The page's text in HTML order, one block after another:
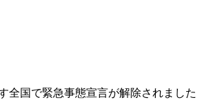
全国で緊急事態宣言が解除されました